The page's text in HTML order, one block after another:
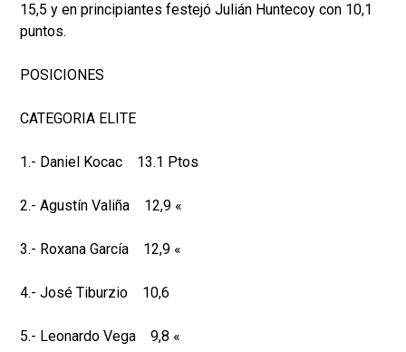
15,5 y en principiantes festejó Julián Huntecoy con 10,1
puntos.
POSICIONES
CATEGORIA ELITE
1.- Daniel Kocac 13.1 Ptos
2.- Agustín Valiña 12,9 «
3.- Roxana García 12,9 «
4.- José Tiburzio 10,6
5.- Leonardo Vega 9,8 «